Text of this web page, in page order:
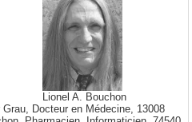
Lionel A. Bouchon
Docteur en Médecine, 13008